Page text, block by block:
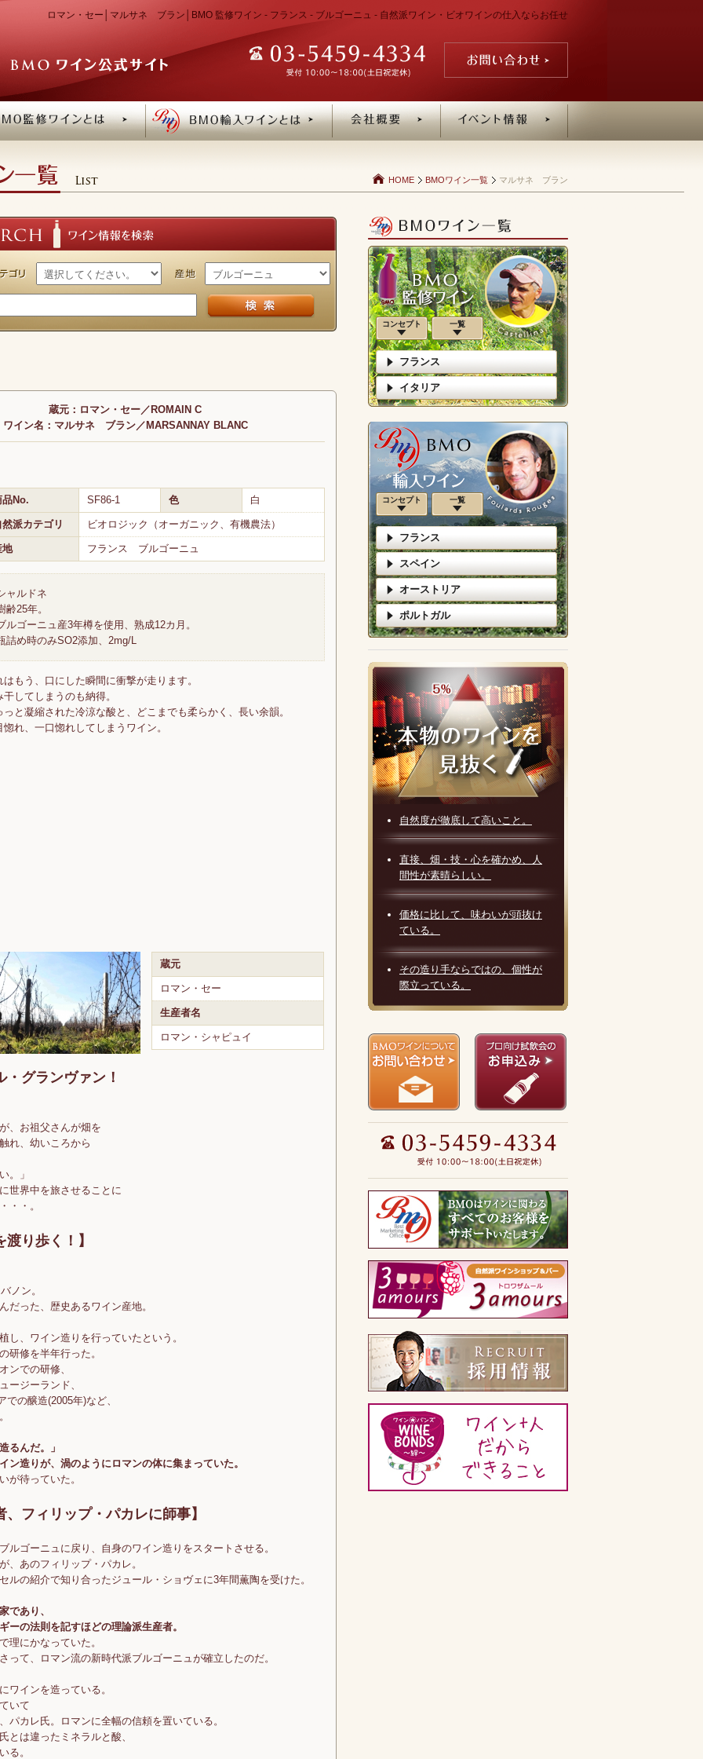
ロマン・セー│マルサネ ブラン│BMO 監修ワイン - フランス - ブルゴーニュ - 自然派ワイン・ビオワインの仕入ならお任せ
HOME BMOワイン一覧 マルサネ ブラン
蔵元：ロマン・セー／ROMAIN C
ワイン名：マルサネ ブラン／MARSANNAY BLANC
品No. SF86-1 色 白
然派カテゴリ ビオロジック（オーガニック、有機農法）
地 フランス ブルゴーニュ
ャルドネ
齢25年。
ルゴーニュ産3年樽を使用、熟成12カ月。
詰め時のみSO2添加、2mg/L
はもう、口にした瞬間に衝撃が走ります。
干してしまうのも納得。
っと凝縮された冷涼な酸と、どこまでも柔らかく、長い余韻。
惚れ、一口惚れしてしまうワイン。
蔵元
ロマン・セー
生産者名
ロマン・シャピュイ
グランヴァン！
、お祖父さんが畑を
れ、幼いころから
。」
世界中を旅させることに
・・。
り歩く！】
ノン。
だった、歴史あるワイン産地。
し、ワイン造りを行っていたという。
研修を半年行った。
ンでの研修、
ージーランド、
の醸造(2005年)など、
んだ。」
造りが、渦のようにロマンの体に集まっていた。
が待っていた。
フィリップ・パカレに師事】
ゴーニュに戻り、自身のワイン造りをスタートさせる。
、あのフィリップ・パカレ。
ルの紹介で知り合ったジュール・ショヴェに3年間薫陶を受けた。
であり、
ーの法則を記すほどの理論派生産者。
理にかなっていた。
て、ロマン流の新時代派ブルゴーニュが確立したのだ。
ワインを造っている。
いて
カレ氏。ロマンに全幅の信頼を置いている。
とは違ったミネラルと酸、
る。
コンセプト 一覧
フランス
イタリア
コンセプト 一覧
フランス
スペイン
オーストリア
ポルトガル
自然度が徹底して高いこと。
直接、畑・技・心を確かめ、人
間性が素晴らしい。
価格に比して、味わいが頭抜け
ている。
その造り手ならではの、個性が
際立っている。